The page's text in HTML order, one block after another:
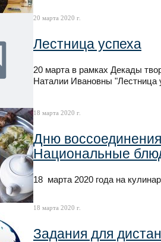
20 марта 2020 г.
Лестница успеха
20 марта в рамках Декады
Наталии Ивановны "Лестница
18 марта 2020 г.
Дню
Национальные
18 марта 2020 года на
18 марта 2020 г.
Задания для